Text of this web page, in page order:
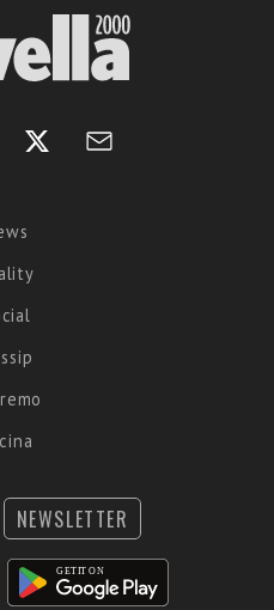
NEWSLETTER